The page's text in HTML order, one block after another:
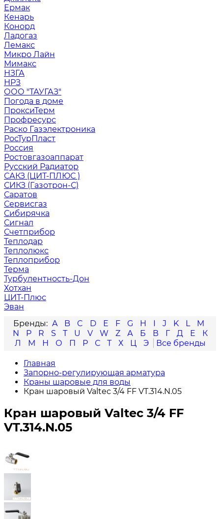
Ермак
Кенарь
Конорд
Ладогаз
Лемакс
Микро Лайн
Мимакс
НЗГА
НРЗ
ООО "ТАУГАЗ"
Погода в доме
ПроксиТерм
Профресурс
Раско Газэлектроника
РосТурПласт
Россия
Ростовгазоаппарат
Русский Радиатор
САКЗ (ЦИТ-ПЛЮС )
СИКЗ (Газотрон-С)
Саратов
Сервисгаз
Сибирячка
Сигнал
Счетприбор
Теплодар
Теплолюкс
Теплоприбор
Терма
Турбулентность-Дон
Хотхан
ЦИТ-Плюс
Эван
A
B C D E F G H I J K L
M
N
P R S T U V W Z А Б В Г Д Е
К
Л
М Н О П Р С Т Х Ц Э
Главная
Запорно-регулирующая арматура
Краны шаровые для воды
Кран шаровый Valtec 3/4 FF VT.314.N.05
Кран шаровый Valtec 3/4 FF
VT.314.N.05